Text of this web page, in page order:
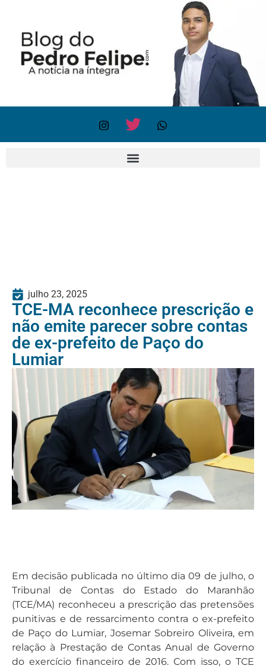
julho 23, 2025
TCE-MA reconhece prescrição e
não emite parecer sobre contas
de ex-prefeito de Paço do
Lumiar
Em decisão publicada no último dia 09 de julho, o
Tribunal de Contas do Estado do Maranhão
(TCE/MA) reconheceu a prescrição das pretensões
punitivas e de ressarcimento contra o ex-prefeito
de Paço do Lumiar, Josemar Sobreiro Oliveira, em
relação à Prestação de Contas Anual de Governo
do exercício financeiro de 2016. Com isso, o TCE